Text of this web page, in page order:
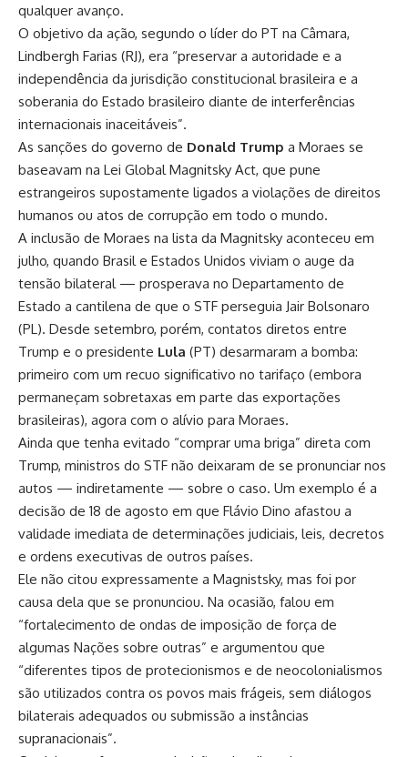
qualquer avanço.
O objetivo da ação, segundo o líder do PT na Câmara,
Lindbergh Farias (RJ), era “preservar a autoridade e a
independência da jurisdição constitucional brasileira e a
soberania do Estado brasileiro diante de interferências
internacionais inaceitáveis”.
As sanções do governo de Donald Trump a Moraes se
baseavam na Lei Global Magnitsky Act, que pune
estrangeiros supostamente ligados a violações de direitos
humanos ou atos de corrupção em todo o mundo.
A inclusão de Moraes na lista da Magnitsky aconteceu em
julho, quando Brasil e Estados Unidos viviam o auge da
tensão bilateral — prosperava no Departamento de
Estado a cantilena de que o STF perseguia Jair Bolsonaro
(PL). Desde setembro, porém, contatos diretos entre
Trump e o presidente Lula (PT) desarmaram a bomba:
primeiro com um recuo significativo no tarifaço (embora
permaneçam sobretaxas em parte das exportações
brasileiras), agora com o alívio para Moraes.
Ainda que tenha evitado “comprar uma briga” direta com
Trump, ministros do STF não deixaram de se pronunciar nos
autos — indiretamente — sobre o caso. Um exemplo é a
decisão de 18 de agosto em que Flávio Dino afastou a
validade imediata de determinações judiciais, leis, decretos
e ordens executivas de outros países.
Ele não citou expressamente a Magnistsky, mas foi por
causa dela que se pronunciou. Na ocasião, falou em
“fortalecimento de ondas de imposição de força de
algumas Nações sobre outras” e argumentou que
“diferentes tipos de protecionismos e de neocolonialismos
são utilizados contra os povos mais frágeis, sem diálogos
bilaterais adequados ou submissão a instâncias
supranacionais”.